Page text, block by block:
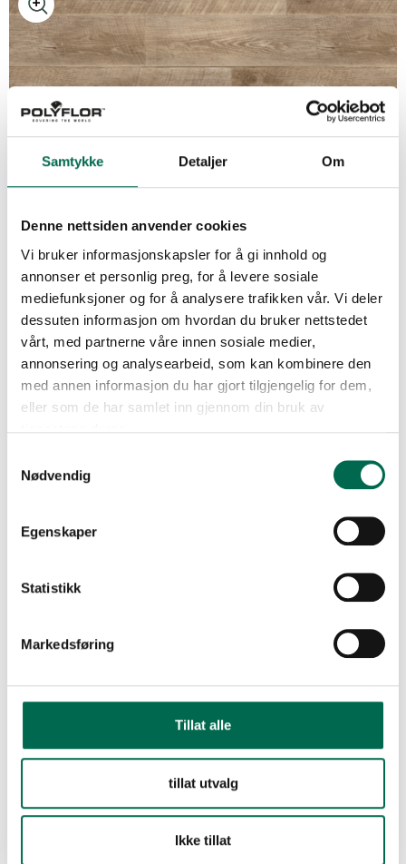
Samtykke Detaljer Om
Denne nettsiden anvender cookies
Vi bruker informasjonskapsler for å gi innhold og
annonser et personlig preg, for å levere sosiale
mediefunksjoner og for å analysere trafikken vår. Vi deler
dessuten informasjon om hvordan du bruker nettstedet
vårt, med partnerne våre innen sosiale medier,
annonsering og analysearbeid, som kan kombinere den
med annen informasjon du har gjort tilgjengelig for dem,
eller som de har samlet inn gjennom din bruk av
Nødvendig
Egenskaper
Statistikk
Markedsføring
Tillat alle
tillat utvalg
Ikke tillat
Se med mørk bakgrunn
Oiled Oak 2990
Newport Oak 3109
Oslo Oak 3104
Blanched Oak 3113
Rock Salt Oak 3103